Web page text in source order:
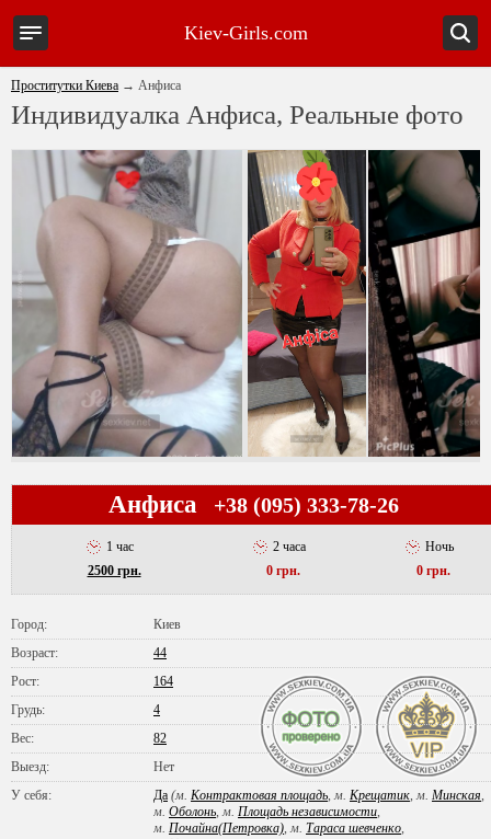
Kiev-Girls.com
Проститутки Киева → Анфиса
Индивидуалка Анфиса, Реальные фото
Анфиса +38 (095) 333-78-26
1 час 2 часа
Ночь
2500 грн.
0 грн. 0 грн.
Город:
Киев
Возраст:
44
Рост:
164
Грудь:
4
Вес:
82
Выезд:
Нет
У себя:
Да (м. Контрактовая площадь , м. Крещатик , м. Минская
м. Оболонь , м. Площадь независимости
м. Почайна(Петровка) , м. Тараса шевченко